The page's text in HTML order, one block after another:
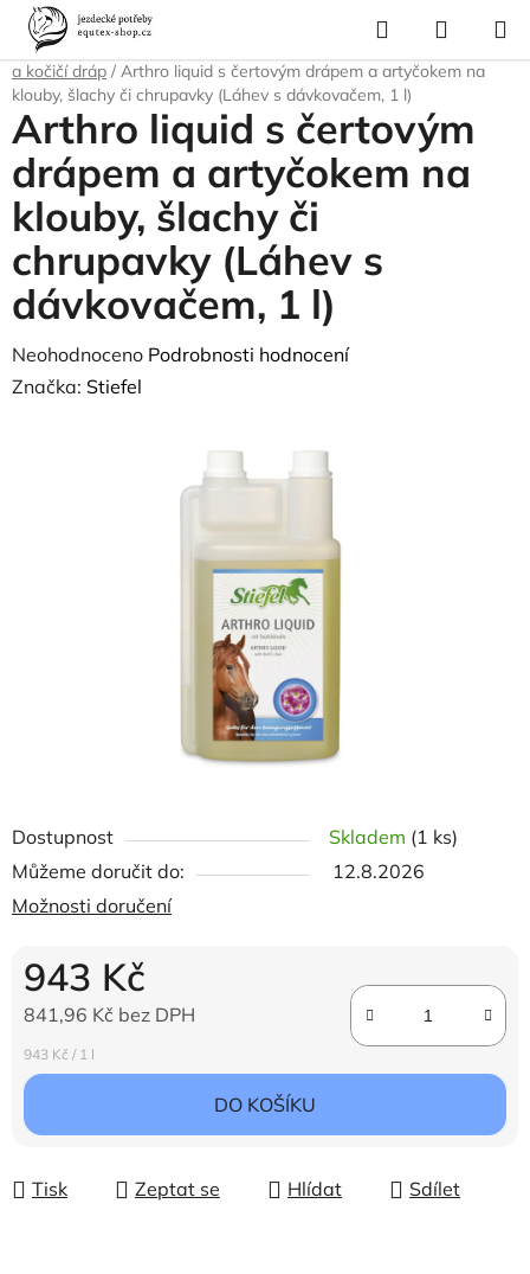
Přejít
obsah
Hledat
KOŠÍK
Domů
Krmivo a vitamíny
a kočičí dráp / Arthro liquid s čertovým drápem a artyčokem na
klouby, šlachy či chrupavky (Láhev s dávkovačem, 1 l)
Dostupnost Skladem (1 ks)
Můžeme doručit do:
12.8.2026
Možnosti doručení
943 Kč
841,96 Kč bez DPH
Měrná cena:
943 Kč / 1 l
DO KOŠÍKU
Tisk Zeptat se Hlídat Sdílet
Arthro liquid s čertovým
drápem a artyčokem na
klouby, šlachy či
chrupavky (Láhev s
dávkovačem, 1 l)
Průměrné
hodnocení
Neohodnoceno Podrobnosti hodnocení
Značka: Stiefel